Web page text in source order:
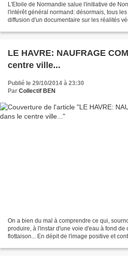
L'Etoile de Normandie salue l'initiative de
l'intérêt général normand: désormais, tous
diffusion d'un documentaire sur les réalités
LE HAVRE: NAUFRAGE
centre ville...
Publié le 29/10/2014 à 23:30
Par Collectif BEN
On a bien du mal à comprendre ce qui,
produire, à l'instar d'une voie d'eau à fond de
flottaison... En dépit de l'image positive et